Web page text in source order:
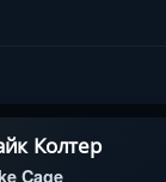
Колтер
Cage